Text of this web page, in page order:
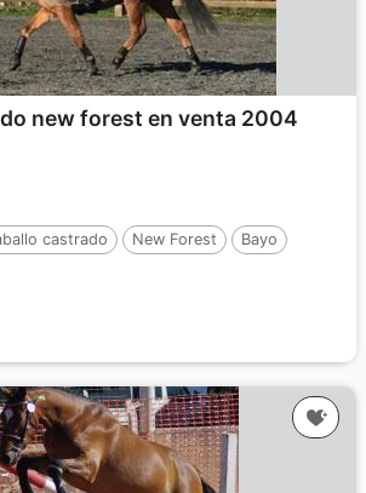
new forest en venta 2004
castrado New Forest
Bayo